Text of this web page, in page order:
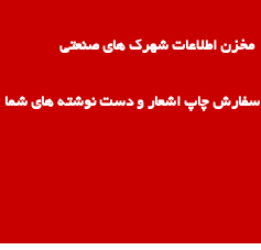
مخزن اطلاعات شهرک های صنعتی
سفارش چاپ اشعار و دست نوشته های شما